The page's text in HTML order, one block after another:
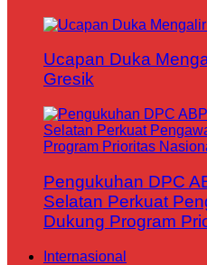
Ucapan Duka
Gresik
Pengukuhan DPC
Selatan Perkuat
Dukung Program
Internasional